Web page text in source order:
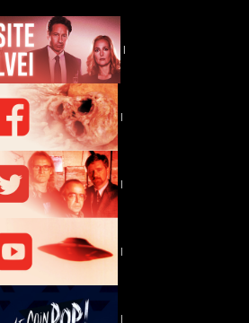
|
|
|
|
|